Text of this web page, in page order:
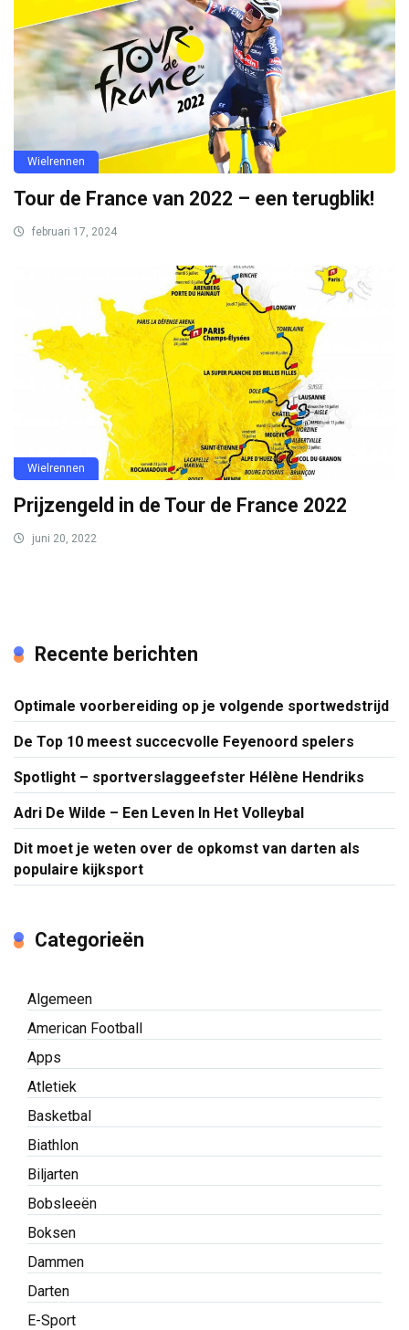
Wielrennen
Tour de France van 2022 – een terugblik!
februari 17, 2024
Wielrennen
Prijzengeld in de Tour de France 2022
juni 20, 2022
Recente berichten
Optimale voorbereiding op je volgende sportwedstrijd
De Top 10 meest succecvolle Feyenoord spelers
Spotlight – sportverslaggeefster Hélène Hendriks
Adri De Wilde – Een Leven In Het Volleybal
Dit moet je weten over de opkomst van darten als
populaire kijksport
Categorieën
Algemeen
American Football
Apps
Atletiek
Basketbal
Biathlon
Biljarten
Bobsleeën
Boksen
Dammen
Darten
E-Sport